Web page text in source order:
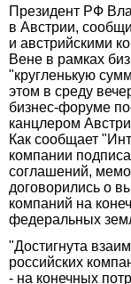
Президент РФ
в Австрии,
и австрийскими
Вене в рамках
"кругленькую
этом в среду
бизнес-форуме
канцлером
Как сообщает
компании
соглашений,
договорились о
компаний на
федеральных
"Достигнута
российских
- на конечных